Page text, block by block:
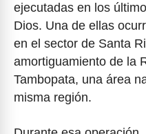
ejecutadas en los
Dios. Una de ellas
en el sector de Santa
amortiguamiento de la
Tambopata, una área
misma región.